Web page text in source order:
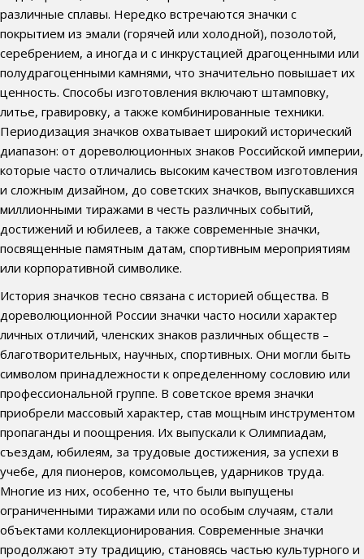
различные сплавы. Нередко встречаются значки с
покрытием из эмали (горячей или холодной), позолотой,
серебрением, а иногда и с инкрустацией драгоценными или
полудрагоценными камнями, что значительно повышает их
ценность. Способы изготовления включают штамповку,
литье, гравировку, а также комбинированные техники.
Периодизация значков охватывает широкий исторический
диапазон: от дореволюционных знаков Российской империи,
которые часто отличались высоким качеством изготовления
и сложным дизайном, до советских значков, выпускавшихся
миллионными тиражами в честь различных событий,
достижений и юбилеев, а также современные значки,
посвященные памятным датам, спортивным мероприятиям
или корпоративной символике.
История значков тесно связана с историей общества. В
дореволюционной России значки часто носили характер
личных отличий, членских знаков различных обществ –
благотворительных, научных, спортивных. Они могли быть
символом принадлежности к определенному сословию или
профессиональной группе. В советское время значки
приобрели массовый характер, став мощным инструментом
пропаганды и поощрения. Их выпускали к Олимпиадам,
съездам, юбилеям, за трудовые достижения, за успехи в
учебе, для пионеров, комсомольцев, ударников труда.
Многие из них, особенно те, что были выпущены
ограниченными тиражами или по особым случаям, стали
объектами коллекционирования. Современные значки
продолжают эту традицию, становясь частью культурного и